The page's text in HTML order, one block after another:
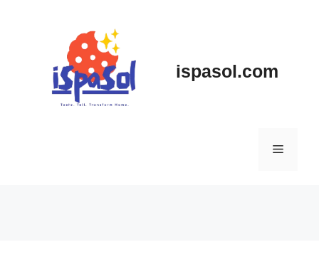
ispasol.com
Menu